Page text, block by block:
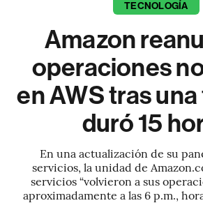
TECNOLOGÍA
Amazon
operaciones
en AWS tras
duró 15
En una actualización de su
servicios, la unidad de
servicios “volvieron a sus
aproximadamente a las 6 p.m.,